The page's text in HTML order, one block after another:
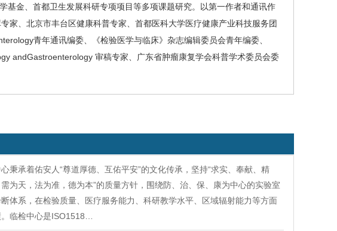
金、首都卫生发展科研专项项目等多项课题研究。以第一作者和通讯作
家、北京市丰台区健康科普专家、首都医科大学医疗健康产业科技服务团
青年通讯编委、《检验医学与临床》杂志编辑委员会青年编委、
andGastroenterology 审稿专家、广东省肿瘤康复学会科普学术委员会委
秉承着佑安人“尊道厚德、互佑平安”的文化传承，坚持“求实、奉献、精
为天，法为准，德为本”的质量方针，围绕防、治、保、康为中心的实验室
体系，在检验质量、医疗服务能力、科研教学水平、区域辐射能力等方面
临检中心是ISO1518…